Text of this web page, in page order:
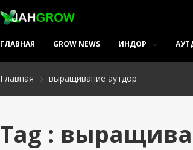
ГЛАВНАЯ GROW NEWS ИНДОР
Главная выращивание аутдор
Tag :